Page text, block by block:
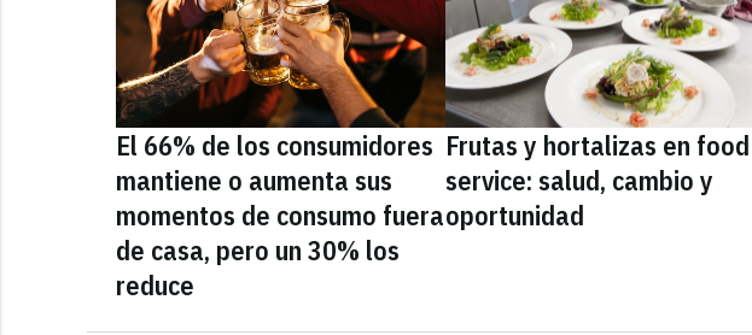
El 66% de los consumidores
mantiene o aumenta sus
momentos de consumo fuera
de casa, pero un 30% los
reduce
Frutas y hortalizas en food
service: salud, cambio y
oportunidad